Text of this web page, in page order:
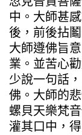
中。大師甚
後，前後拈
大師遵佛旨
業。並苦心
少說一句話
佛。大師的
螺貝天樂梵
灌其口中，得